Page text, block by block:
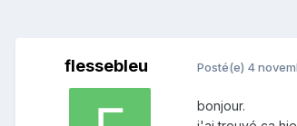
flessebleu Posté(e) 4
bonjour.